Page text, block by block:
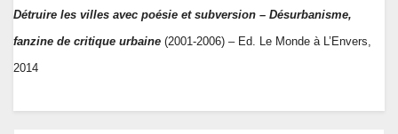
Détruire les villes avec poésie et subversion – Désurbanisme,
fanzine de critique urbaine (2001-2006) – Ed. Le Monde à L’Envers,
2014